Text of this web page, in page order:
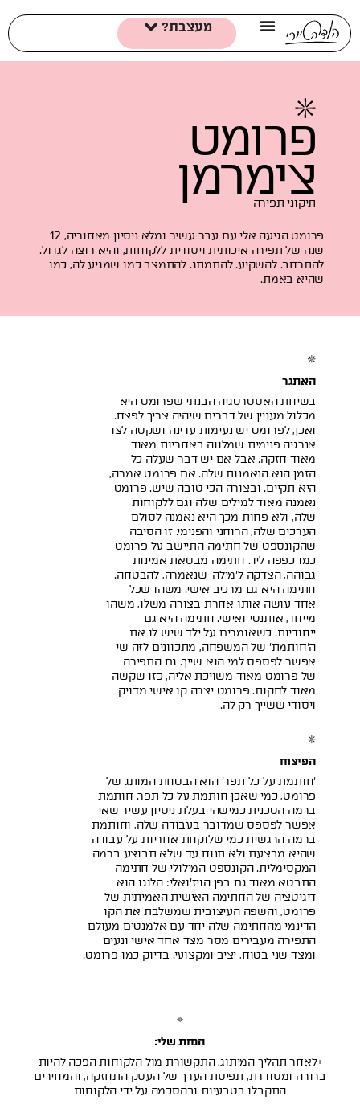
מעצבת?
פרומט
צימרמן
תיקוני תפירה
פרומט הגיעה אלי עם עבר עשיר ומלא ניסיון מאחוריה, 12
שנה של תפירה איכותית ויסודית ללקוחות, והיא רוצה לגדול.
להתרחב. להשקיע. להתמתג. להתמצב כמו שמגיע לה, כמו
שהיא באמת.
האתגר
בשיחת האסטרטגיה הבנתי שפרומט היא
מכלול מעניין של דברים שיהיה צריך לפצח.
ואכן, לפרומט יש נעימות עדינה ושקטה לצד
אנרגיה פנימית שמלווה באחריות מאוד
מאוד חזקה. אבל אם יש דבר שעלה כל
הזמן הוא הנאמנות שלה. אם פרומט אמרה,
היא תקיים. ובצורה הכי טובה שיש. פרומט
נאמנה מאוד למילים שלה וגם ללקוחות
שלה, ולא פחות מכך היא נאמנה לסולם
הערכים שלה, הרוחני והפנימי. זו הסיבה
שהקונספט של חתימה התיישב על פרומט
כמו כפפה ליד. חתימה מבטאת אמינות
גבוהה, הצדקה ל'מילה' שנאמרה, להבטחה.
חתימה היא גם מרכיב אישי. משהו שכל
אחד עושה אותו אחרת בצורה משלו, משהו
מייחד, אותנטי ואישי. חתימה היא גם
ייחודיות. כשאומרים על ילד שיש לו את
ה'חותמת' של המשפחה, מתכוונים לזה שי
אפשר לפספס למי הוא שייך. גם התפירה
של פרומט מאוד משויכת אליה, כזו שקשה
מאוד לחקות. פרומט יצרה קו אישי מדויק
ויסודי ששייך רק לה.
הפיצוח
'חותמת על כל תפר' הוא הבטחת המותג של
פרומט, כמי שאכן חותמת על כל תפר. חותמת
ברמה הטכנית כמישהי בעלת ניסיון עשיר שאי
אפשר לפספס שמדובר בעבודה שלה, וחותמת
ברמה הרגשית כמי שלוקחת אחריות על עבודה
שהיא מבצעת ולא תנוח עד שלא תבוצע ברמה
המקסימלית. הקונספט המילולי של חתימה
התבטא מאוד גם בפן הויז'ואלי: הלוגו הוא
דיגיטציה של החתימה האישית האמיתית של
פרומט, והשפה העיצובית שמשלבת את הקו
הדינמי מהחתימה שלה יחד עם אלמנטים מעולם
התפירה מעבירים מסר מצד אחד אישי ונעים
ומצד שני בטוח, יציב ומקצועי. בדיוק כמו פרומט.
הנחת שלי:
+לאחר תהליך המיתוג, התקשורת מול הלקוחות הפכה להיות
ברורה ומסודרת, תפיסת הערך של העסק התחזקה, והמחירים
התקבלו בטבעיות ובהסכמה על ידי הלקוחות